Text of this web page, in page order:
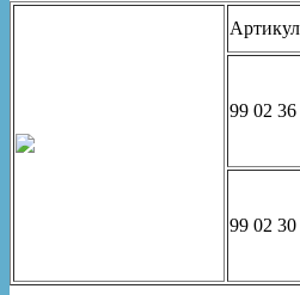
Артикул
99 02 36
99 02 30